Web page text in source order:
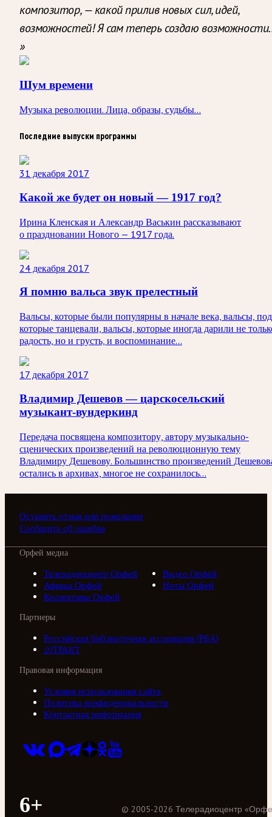
композитор, — какой прилив новых сил, идей,
возможностей! Я сам теперь создаю
»
Шум времени
Музыка революции. Лица, образы, судьбы…
Последние выпуски программы
31 декабря 2017
Какой же будет он новый — 1917 год?
Ирина Кленская и Александр Васькин рассказывают
о праздновании Нового — 1917 года.
24 декабря 2017
Я помню вальса звук прелестный
Вальсы, которые были популярны в начале века, вальсы, под
которые танцевали, вальсы, которые иногда дарили не
радость, но и грусть, и воспоминание...
17 декабря 2017
Владимир Дешевов — царскосельский
музыкант-вундеркинд
Передача посвящена композитору, автору музыкально-
сценических произведений на революционную тему
Владимиру Дешевову. Большинство произведений
остались в архивах, многое не сохранилось...
Оставить отзыв или пожелание
Сообщить об ошибке
Орфей медиа
Телерадиоцентр Орфей
Видео Орфей
Афиша Орфей
Ноты Орфей
Коллективы Орфей
Партнеры
Российская библиотечная ассоциация (РБА)
///ТРАКТ
Правовая информация
Условия использования сайта
Политика конфиденциальности
Контактная информация
6+ © 2005-2026 Телерадиоцентр